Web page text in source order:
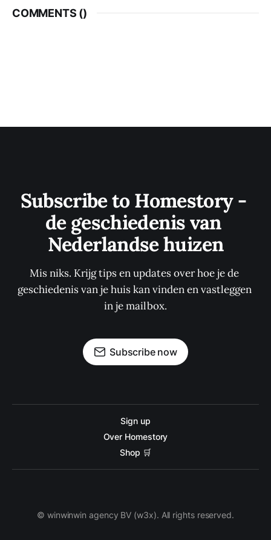
COMMENTS ()
Subscribe to Homestory -
de geschiedenis van
Nederlandse huizen
Mis niks. Krijg tips en updates over hoe je de
geschiedenis van je huis kan vinden en vastleggen
in je mailbox.
Subscribe now
Sign up
Over Homestory
Shop 🛒
© winwinwin agency BV (w3x). All rights reserved.